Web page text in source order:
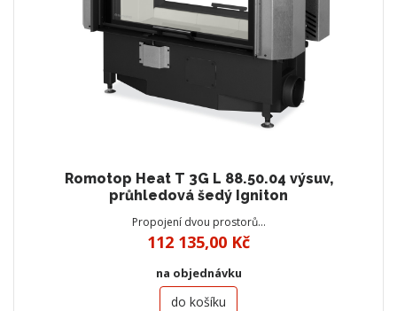
Romotop Heat T 3G L 88.50.04 výsuv,
průhledová šedý Igniton
Propojení dvou prostorů…
112 135,00 Kč
na objednávku
do košíku